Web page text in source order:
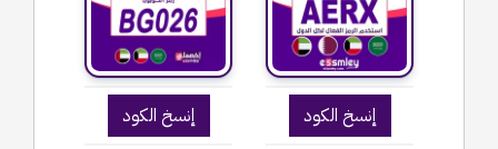
إنسخ الكود إنسخ الكود